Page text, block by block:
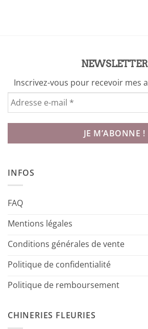
NEWSLETTER
Inscrivez-vous pour recevoir mes
INFOS
FAQ
Mentions légales
Conditions générales de vente
Politique de confidentialité
Politique de remboursement
CHINERIES FLEURIES